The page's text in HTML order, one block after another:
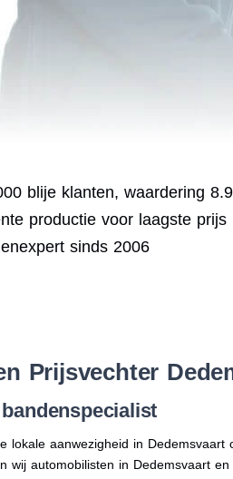
blije klanten, waardering 8.9
productie voor laagste prijs
sinds 2006
Prijsvechter
lokale aanwezigheid in Dedemsvaart
wij automobilisten in Dedemsvaart